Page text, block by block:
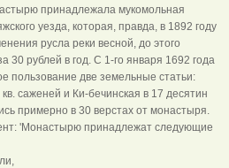
принадлежала мукомольная
уезда, которая, правда, в 1892 году
русла реки весной, до этого
30 рублей в год. С 1-го января 1692 года
пользование две земельные статьи:
саженей и Ки-бечинская в 17 десятин
примерно в 30 верстах от монастыря.
'Монастырю принадлежат следующие